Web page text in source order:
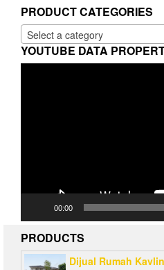
PRODUCT CATEGORIES
Select a category
YOUTUBE DATA
00:00
PRODUCTS
Dijual Rumah